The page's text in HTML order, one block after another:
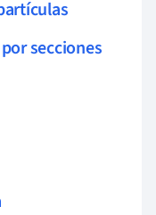
secciones